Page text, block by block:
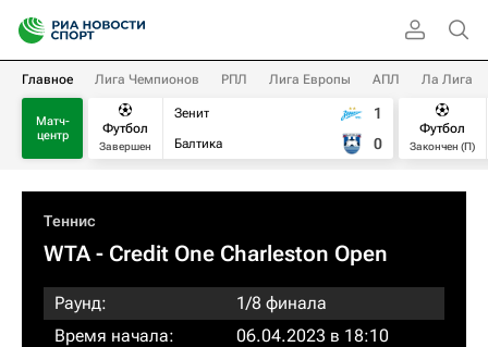
Главное Лига Чемпионов РПЛ Лига Европы АПЛ Ла Лига
Матч-
центр
Футбол
Завершен
Зенит
Балтика
1
0
Футбол
Закончен (П)
Теннис
WTA- Credit One Charleston Open
Раунд:
1/8 финала
Время начала:
06.04.2023 в 18:10